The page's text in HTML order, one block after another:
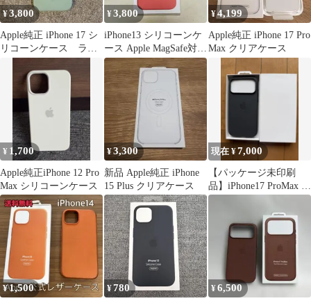
¥3,800
Apple純正 iPhone 17 シ
リコーンケース ライ
¥3,800
iPhone13 シリコーンケ
ース Apple MagSafe対応
ピンクポメロ
¥4,199
Apple純正 iPhone 17 Pro
Max クリアケース
¥ 1,700
Apple純正iPhone 12 Pro
Max シリコーンケース
¥3,300
新品 Apple純正 iPhone
15 Plus クリアケース
現在 ¥7,000
【パッケージ未印刷
品】iPhone17 ProMax テ
ックウーブンケース 黒
¥1,500 ¥780 ¥6,500